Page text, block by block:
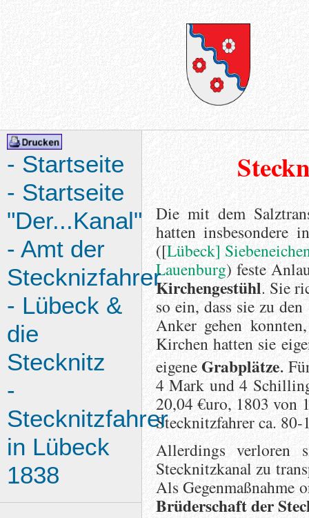
Die mit dem
hatten insbesondere
([Lübeck]
Lauenburg) feste
Kirchengestühl. Sie
so ein, dass sie zu
Anker gehen
Kirchen hatten sie
eigeneGrabplätze.
4 Mark und 4
20,04 €uro, 1803 von
Stecknitzfahrer ca.
Allerdings verloren
Stecknitzkanal zu
Als Gegenmaßnahme
Brüderschaft der
- Startseite
- Startseite
"Der...Kanal"
- Amt der
Stecknizfahrer
- Lübeck &
die
Stecknitz
-
Stecknitzfahrer
in Lübeck
1838